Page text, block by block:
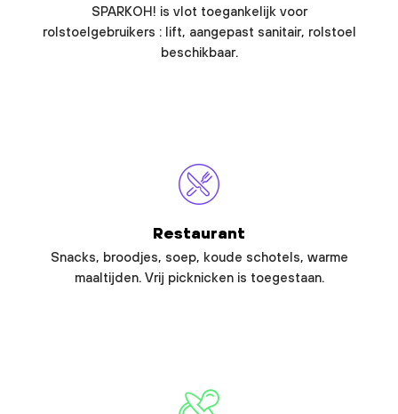
SPARKOH! is vlot toegankelijk voor
rolstoelgebruikers : lift, aangepast sanitair, rolstoel
beschikbaar.
Restaurant
Snacks, broodjes, soep, koude schotels, warme
maaltijden. Vrij picknicken is toegestaan.